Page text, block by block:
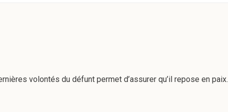
volontés du défunt permet d’assurer qu’il repose en paix.